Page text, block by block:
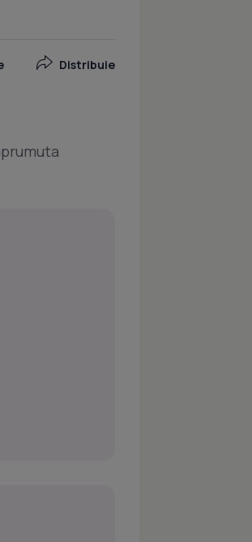
Distribuie